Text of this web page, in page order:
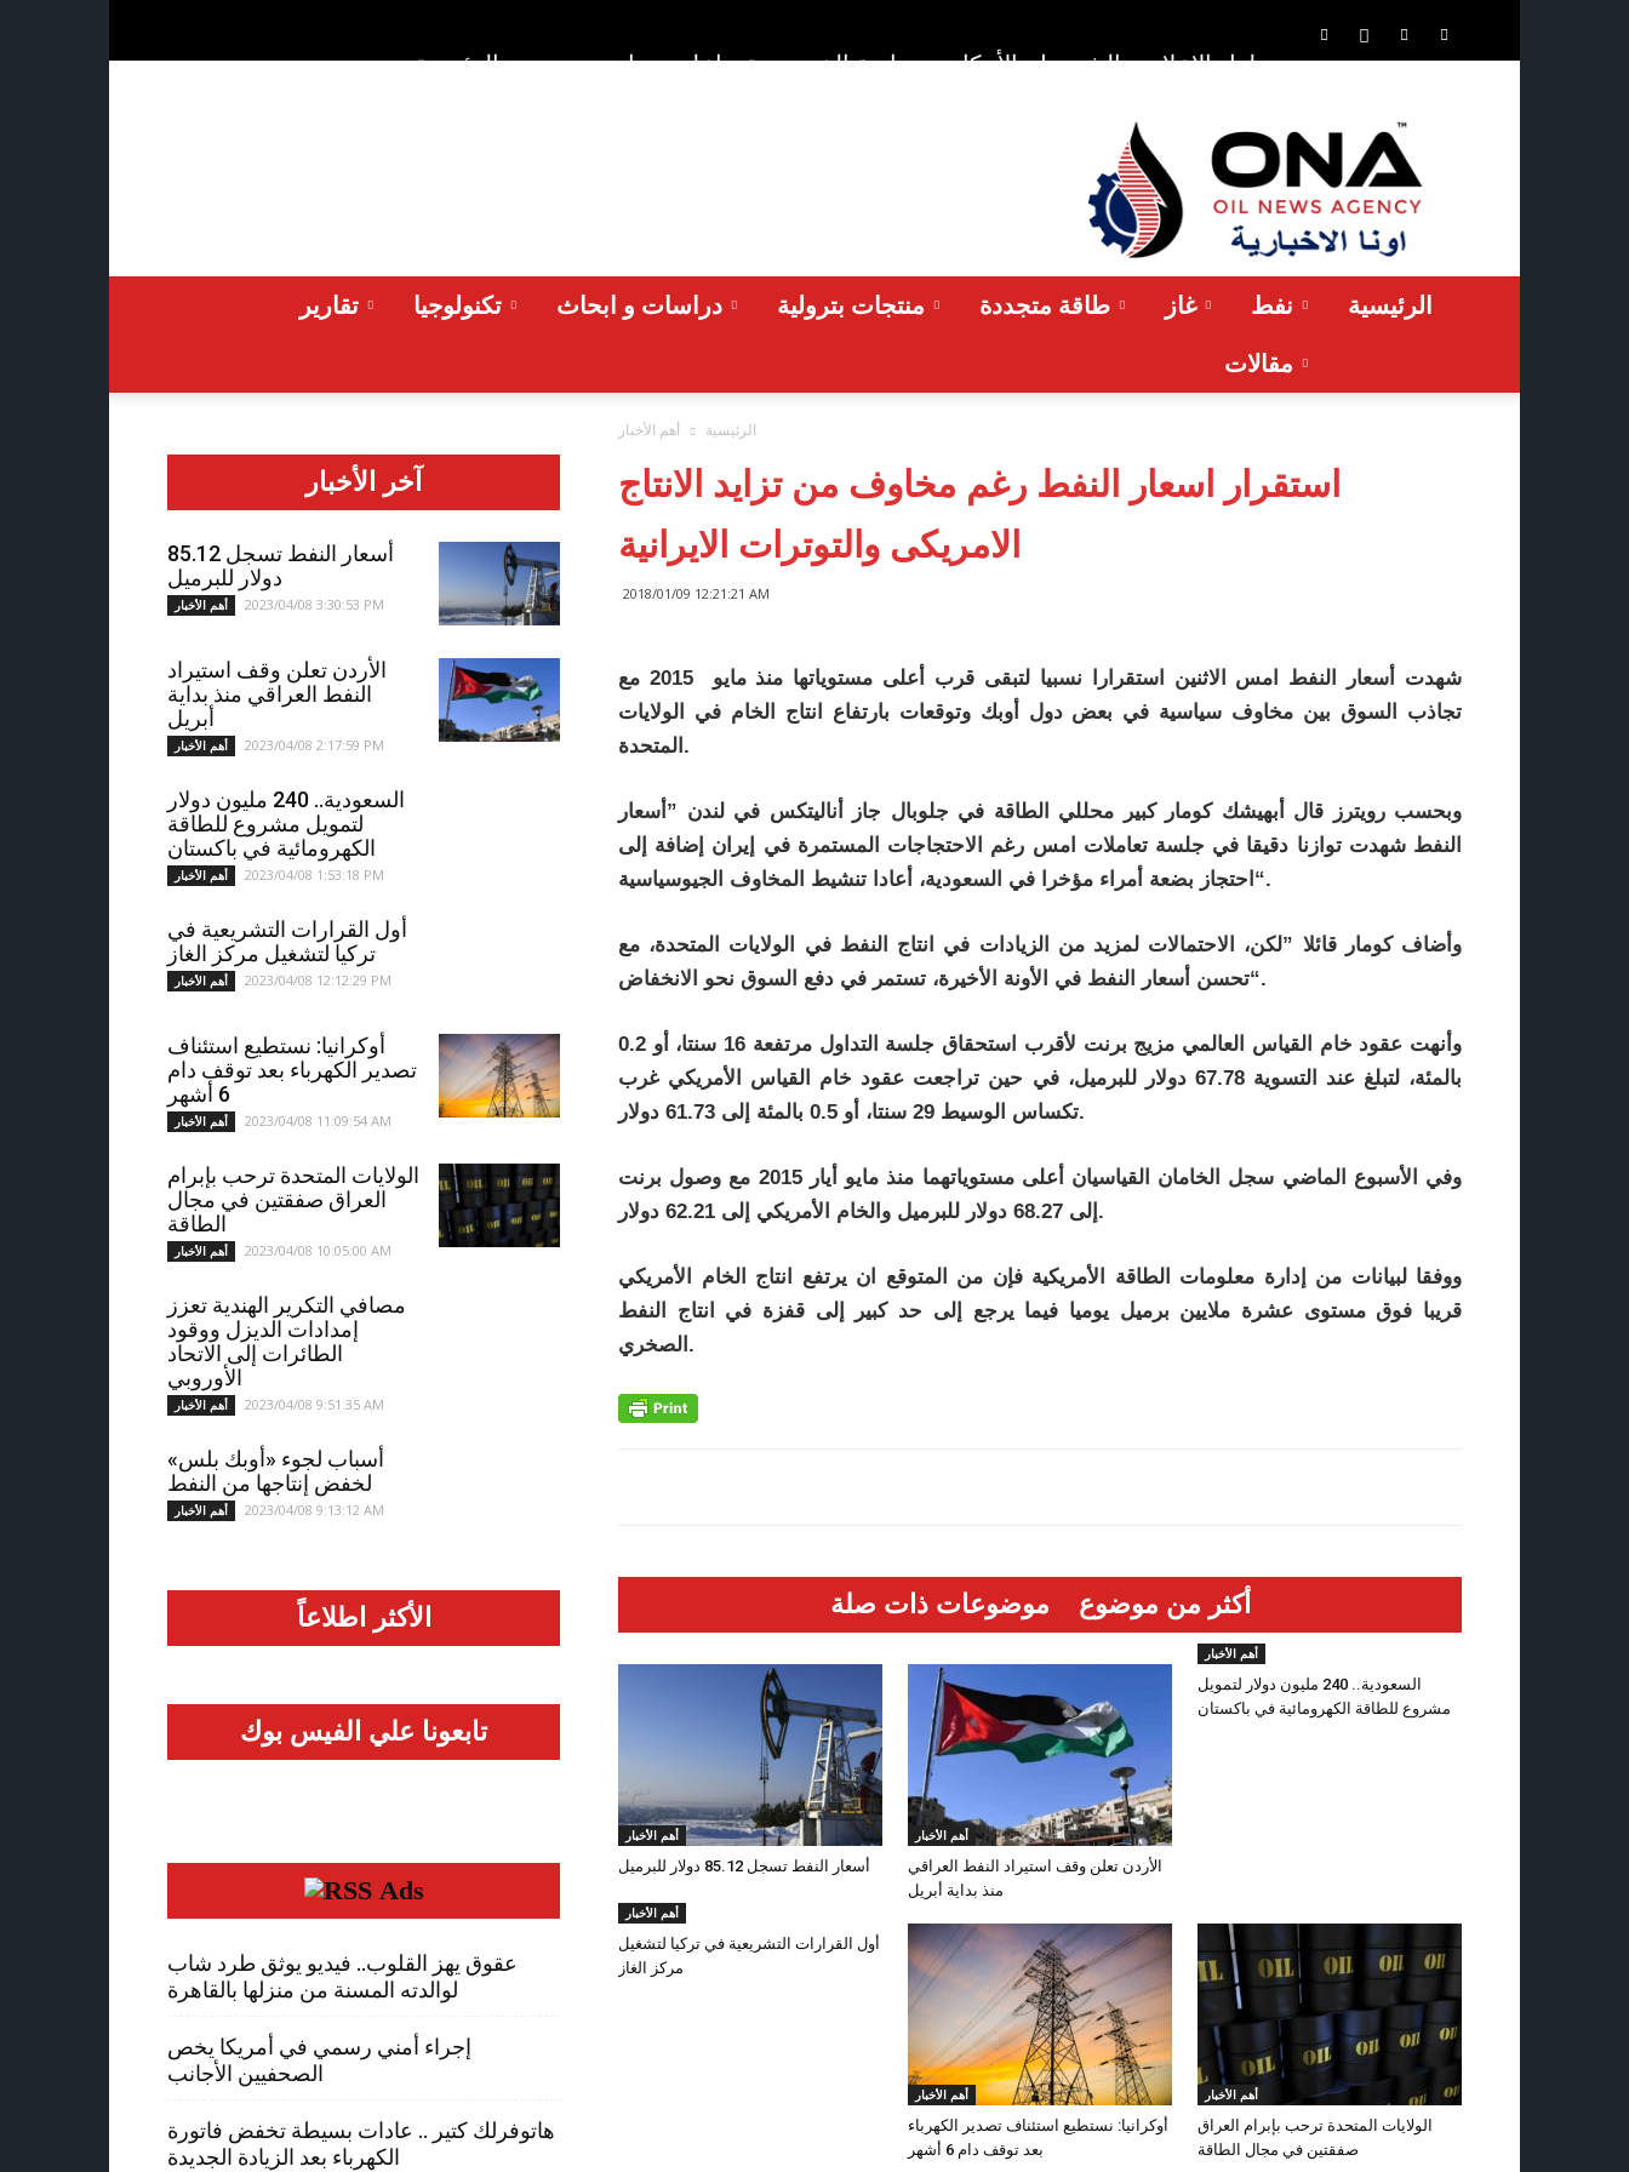
Saturday 2026-08-08 الرئيسية من نحن اعلن معنا سياسة الخصوصية الشروط والأحكام حلول الإعلان
ONA™
NEWS
/
أونا
الاخبارية
الرئيسية نفط غاز طاقة متجددة منتجات بترولية دراسات و ابحاث تكنولوجيا
تقارير
مقالات
الرئيسية أهم الأخبار
استقرار اسعار النفط رغم مخاوف من تزايد الانتاج
الامريكى والتوترات الايرانية
2018/01/09 12:21:21 AM
شهدت أسعار النفط امس الاثنين استقرارا نسبيا لتبقى قرب أعلى مستوياتها منذ مايو 2015 مع
تجاذب السوق بين مخاوف سياسية في بعض دول أوبك وتوقعات بارتفاع انتاج الخام في الولايات
المتحدة.
وبحسب رويترز قال أبهيشك كومار كبير محللي الطاقة في جلوبال جاز أناليتكس في لندن ”أسعار
النفط شهدت توازنا دقيقا في جلسة تعاملات امس رغم الاحتجاجات المستمرة في إيران إضافة إلى
احتجاز بضعة أمراء مؤخرا في السعودية، أعادا تنشيط المخاوف الجيوسياسية“.
وأضاف كومار قائلا ”لكن، الاحتمالات لمزيد من الزيادات في انتاج النفط في الولايات المتحدة، مع
تحسن أسعار النفط في الأونة الأخيرة، تستمر في دفع السوق نحو الانخفاض“.
وأنهت عقود خام القياس العالمي مزيج برنت لأقرب استحقاق جلسة التداول مرتفعة 16 سنتا، أو 0.2
بالمئة، لتبلغ عند التسوية 67.78 دولار للبرميل، في حين تراجعت عقود خام القياس الأمريكي غرب
تكساس الوسيط 29 سنتا، أو 0.5 بالمئة إلى 61.73 دولار.
وفي الأسبوع الماضي سجل الخامان القياسيان أعلى مستوياتهما منذ مايو أيار 2015 مع وصول برنت
إلى 68.27 دولار للبرميل والخام الأمريكي إلى 62.21 دولار.
ووفقا لبيانات من إدارة معلومات الطاقة الأمريكية فإن من المتوقع ان يرتفع انتاج الخام الأمريكي
قريبا فوق مستوى عشرة ملايين برميل يوميا فيما يرجع إلى حد كبير إلى قفزة في انتاج النفط
الصخري.
موضوعات ذات صلة أكثر من موضوع
أهم الأخبار
أسعار النفط تسجل 85.12 دولار للبرميل
أهم الأخبار
الأردن تعلن وقف استيراد النفط العراقي
منذ بداية أبريل
أهم الأخبار
السعودية.. 240 مليون دولار لتمويل
مشروع للطاقة الكهرومائية في باكستان
أهم الأخبار
أول القرارات التشريعية في تركيا لتشغيل
مركز الغاز
أهم الأخبار
أوكرانيا: نستطيع استئناف تصدير الكهرباء
بعد توقف دام 6 أشهر
أهم الأخبار
الولايات المتحدة ترحب بإبرام العراق
صفقتين في مجال الطاقة
آخر الأخبار
أسعار النفط تسجل 85.12
دولار للبرميل
أهم الأخبار 2023/04/08 3:30:53 PM
الأردن تعلن وقف استيراد
النفط العراقي منذ بداية
أبريل
أهم الأخبار 2023/04/08 2:17:59 PM
السعودية.. 240 مليون دولار
لتمويل مشروع للطاقة
الكهرومائية في باكستان
أهم الأخبار 2023/04/08 1:53:18 PM
أول القرارات التشريعية في
تركيا لتشغيل مركز الغاز
أهم الأخبار 2023/04/08 12:12:29 PM
أوكرانيا: نستطيع استئناف
تصدير الكهرباء بعد توقف دام
6 أشهر
أهم الأخبار 2023/04/08 11:09:54 AM
الولايات المتحدة ترحب بإبرام
العراق صفقتين في مجال
الطاقة
أهم الأخبار 2023/04/08 10:05:00 AM
مصافي التكرير الهندية تعزز
إمدادات الديزل ووقود
الطائرات إلى الاتحاد
الأوروبي
أهم الأخبار 2023/04/08 9:51:35 AM
أسباب لجوء «أوبك بلس»
لخفض إنتاجها من النفط
أهم الأخبار 2023/04/08 9:13:12 AM
الأكثر اطلاعاً
تابعونا علي الفيس بوك
Ads
عقوق يهز القلوب.. فيديو يوثق طرد شاب
لوالدته المسنة من منزلها بالقاهرة
إجراء أمني رسمي في أمريكا يخص
الصحفيين الأجانب
هاتوفرلك كتير .. عادات بسيطة تخفض فاتورة
الكهرباء بعد الزيادة الجديدة